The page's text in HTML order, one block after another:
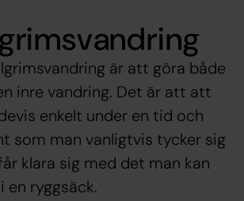
är att göra både
inre vandring. Det är att att
enkelt under en tid och
som man vanligtvis tycker sig
klara sig med det man kan
en ryggsäck.